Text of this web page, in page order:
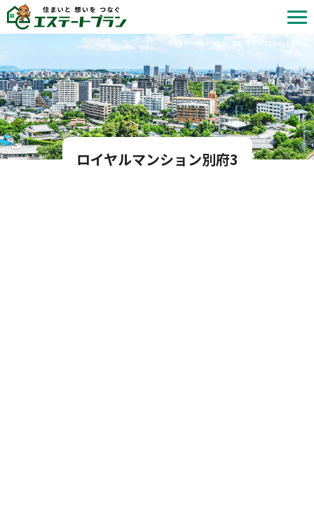
北九州市内の中古マンション情報 | 株式会社エステートプラン
ロイヤルマンション別府3